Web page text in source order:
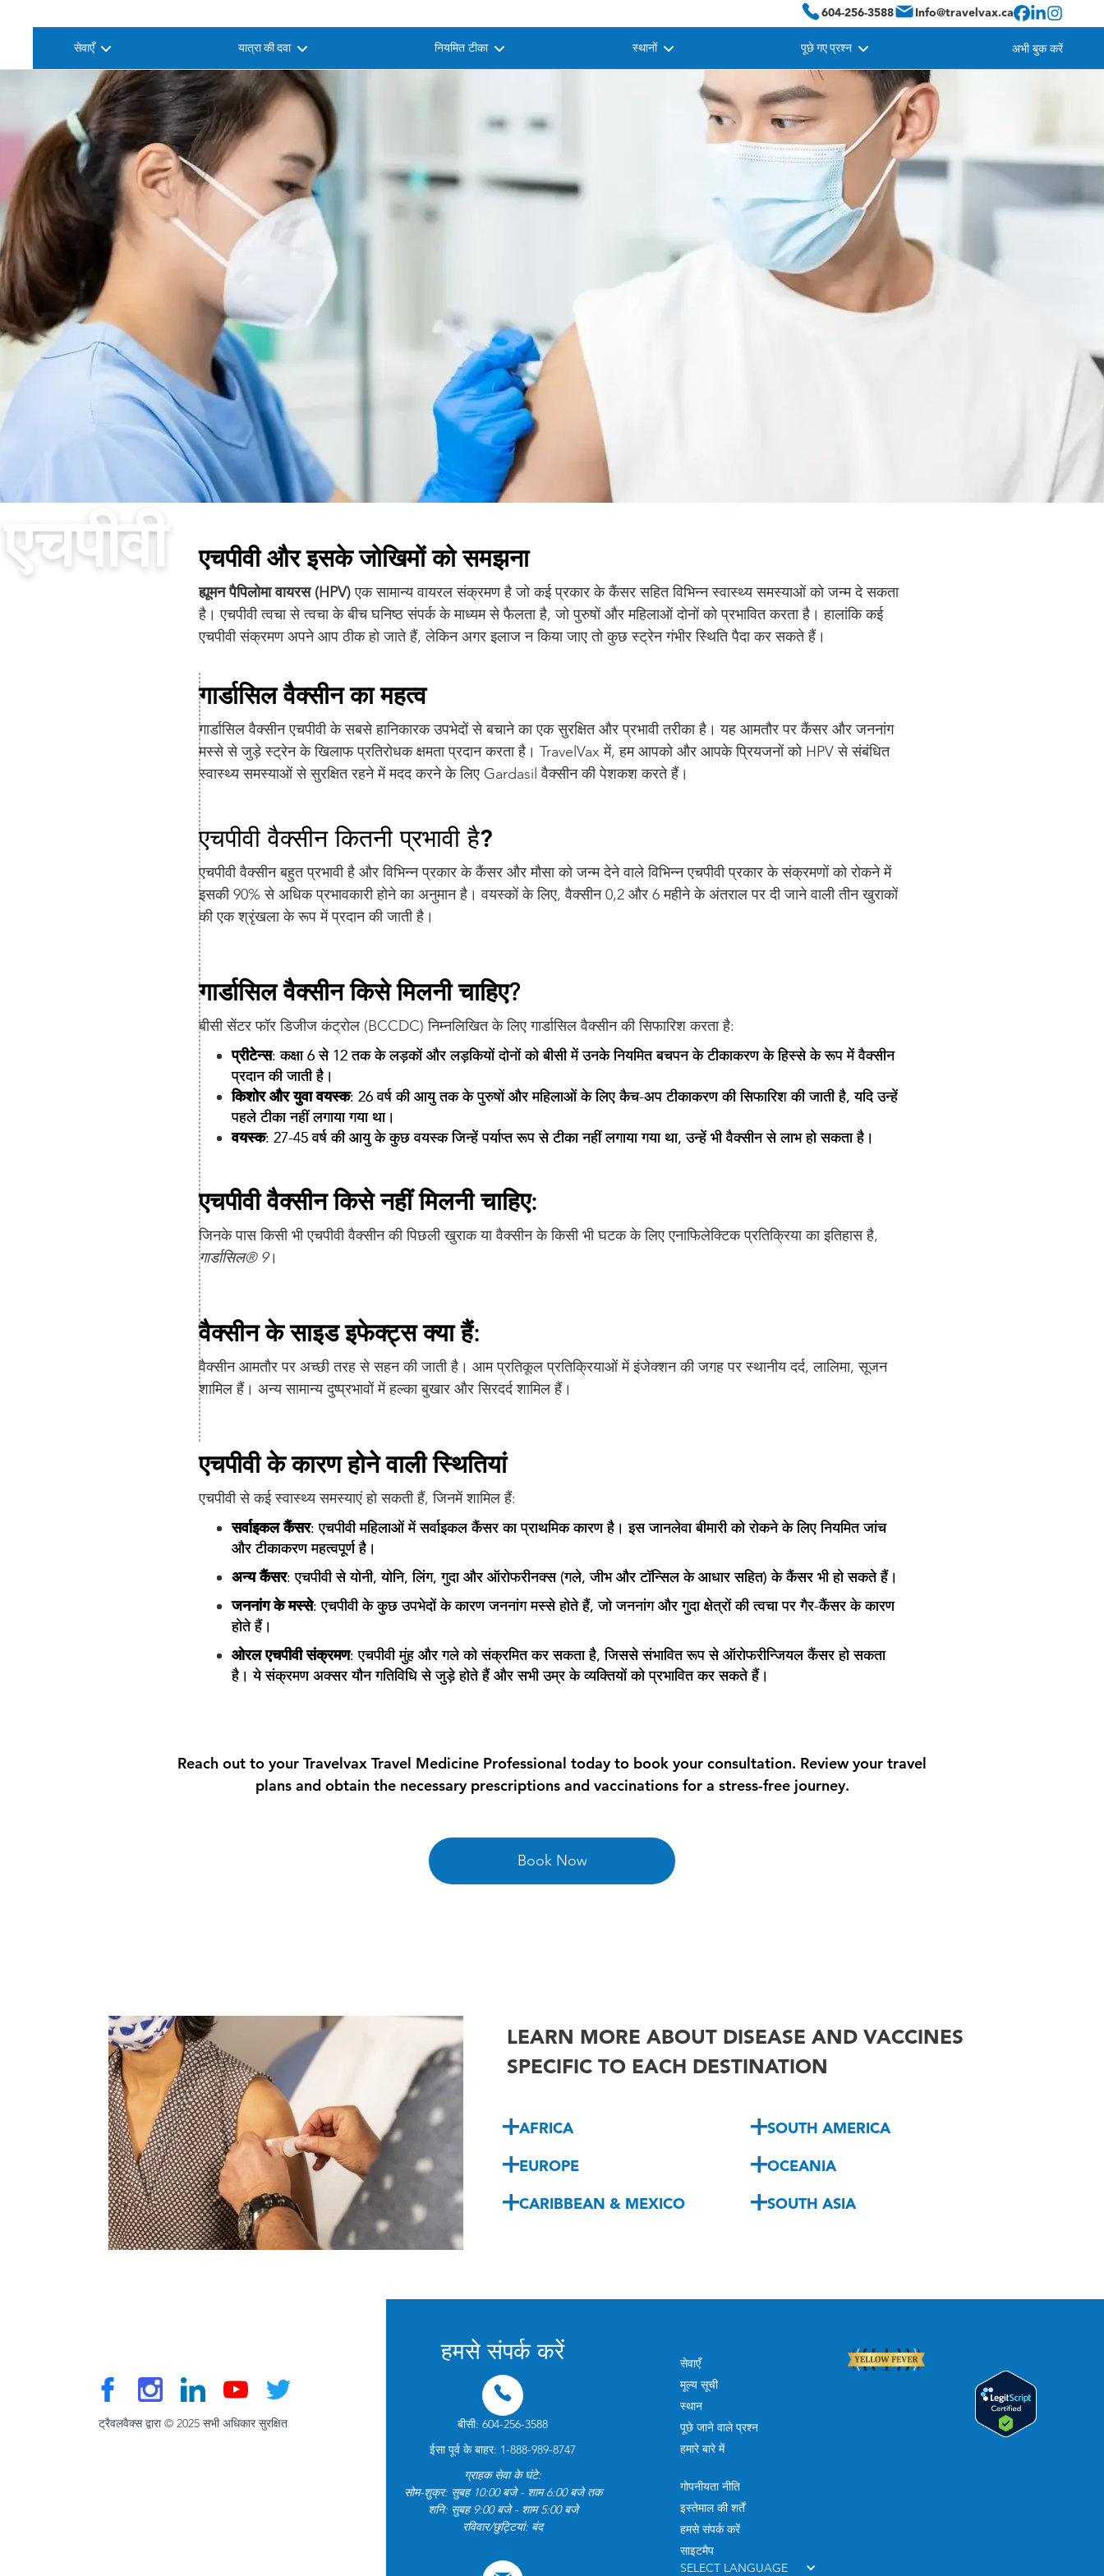
604-256-3588 Info@travelvax.ca
सेवाएँ यात्रा की दवा नियमित टीका स्थानों पूछे गए प्रश्न अभी बुक करें
एचपीवी एचपीवी और इसके जोखिमों को समझना
ह्यूमन पैपिलोमा वायरस (HPV)एक सामान्य वायरल संक्रमण है जो कई प्रकार के कैंसर सहित विभिन्न स्वास्थ्य समस्याओं को जन्म दे सकता
है। एचपीवी त्वचा से त्वचा के बीच घनिष्ठ संपर्क के माध्यम से फैलता है, जो पुरुषों और महिलाओं दोनों को प्रभावित करता है। हालांकि कई
एचपीवी संक्रमण अपने आप ठीक हो जाते हैं, लेकिन अगर इलाज न किया जाए तो कुछ स्ट्रेन गंभीर स्थिति पैदा कर सकते हैं।
गार्डासिल वैक्सीन का महत्व
गार्डासिल वैक्सीन एचपीवी के सबसे हानिकारक उपभेदों से बचाने का एक सुरक्षित और प्रभावी तरीका है। यह आमतौर पर कैंसर और जननांग
मस्से से जुड़े स्ट्रेन के खिलाफ प्रतिरोधक क्षमता प्रदान करता है। TravelVax में, हम आपको और आपके प्रियजनों को HPV से संबंधित
स्वास्थ्य समस्याओं से सुरक्षित रहने में मदद करने के लिए Gardasil वैक्सीन की पेशकश करते हैं।
एचपीवी वैक्सीन कितनी प्रभावी है?
एचपीवी वैक्सीन बहुत प्रभावी है और विभिन्न प्रकार के कैंसर और मौसा को जन्म देने वाले विभिन्न एचपीवी प्रकार के संक्रमणों को रोकने में
इसकी 90% से अधिक प्रभावकारी होने का अनुमान है। वयस्कों के लिए, वैक्सीन 0,2 और 6 महीने के अंतराल पर दी जाने वाली तीन खुराकों
की एक श्रृंखला के रूप में प्रदान की जाती है।
गार्डासिल वैक्सीन किसे मिलनी चाहिए?
बीसी सेंटर फॉर डिजीज कंट्रोल (BCCDC) निम्नलिखित के लिए गार्डासिल वैक्सीन की सिफारिश करता है:
प्रीटेन्स: कक्षा 6 से 12 तक के लड़कों और लड़कियों दोनों को बीसी में उनके नियमित बचपन के टीकाकरण के हिस्से के रूप में वैक्सीन
प्रदान की जाती है।
किशोर और युवा वयस्क: 26 वर्ष की आयु तक के पुरुषों और महिलाओं के लिए कैच-अप टीकाकरण की सिफारिश की जाती है, यदि उन्हें
पहले टीका नहीं लगाया गया था।
वयस्क: 27-45 वर्ष की आयु के कुछ वयस्क जिन्हें पर्याप्त रूप से टीका नहीं लगाया गया था, उन्हें भी वैक्सीन से लाभ हो सकता है।
एचपीवी वैक्सीन किसे नहीं मिलनी चाहिए:
जिनके पास किसी भी एचपीवी वैक्सीन की पिछली खुराक या वैक्सीन के किसी भी घटक के लिए एनाफिलेक्टिक प्रतिक्रिया का इतिहास है,
गार्डासिल® 9।
वैक्सीन के साइड इफेक्ट्स क्या हैं:
वैक्सीन आमतौर पर अच्छी तरह से सहन की जाती है। आम प्रतिकूल प्रतिक्रियाओं में इंजेक्शन की जगह पर स्थानीय दर्द, लालिमा, सूजन
शामिल हैं। अन्य सामान्य दुष्प्रभावों में हल्का बुखार और सिरदर्द शामिल हैं।
एचपीवी के कारण होने वाली स्थितियां
एचपीवी से कई स्वास्थ्य समस्याएं हो सकती हैं, जिनमें शामिल हैं:
सर्वाइकल कैंसर: एचपीवी महिलाओं में सर्वाइकल कैंसर का प्राथमिक कारण है। इस जानलेवा बीमारी को रोकने के लिए नियमित जांच
और टीकाकरण महत्वपूर्ण है।
अन्य कैंसर: एचपीवी से योनी, योनि, लिंग, गुदा और ऑरोफरीनक्स (गले, जीभ और टॉन्सिल के आधार सहित) के कैंसर भी हो सकते हैं।
जननांग के मस्से: एचपीवी के कुछ उपभेदों के कारण जननांग मस्से होते हैं, जो जननांग और गुदा क्षेत्रों की त्वचा पर गैर-कैंसर के कारण
होते हैं।
ओरल एचपीवी संक्रमण: एचपीवी मुंह और गले को संक्रमित कर सकता है, जिससे संभावित रूप से ऑरोफरीन्जियल कैंसर हो सकता
है। ये संक्रमण अक्सर यौन गतिविधि से जुड़े होते हैं और सभी उम्र के व्यक्तियों को प्रभावित कर सकते हैं।
Reach out to your Travelvax Travel Medicine Professional today to book your consultation. Review your travel
plans and obtain the necessary prescriptions and vaccinations for a stress-free journey.
Book Now
LEARN MORE ABOUT DISEASE AND VACCINES
SPECIFIC TO EACH DESTINATION
AFRICA SOUTH AMERICA
EUROPE OCEANIA
CARIBBEAN & MEXICO SOUTH ASIA
ट्रैवलवैक्स द्वारा © 2025 सभी अधिकार सुरक्षित
हमसे संपर्क करें
बीसी: 604-256-3588
ईसा पूर्व के बाहर: 1-888-989-8747
ग्राहक सेवा के घंटे:
सोम-शुक्र: सुबह 10:00 बजे - शाम 6:00 बजे तक
शनि: सुबह 9:00 बजे - शाम 5:00 बजे
रविवार/छुट्टियां: बंद
सेवाएँ
मूल्य सूची
स्थान
पूछे जाने वाले प्रश्न
हमारे बारे में
गोपनीयता नीति
इस्तेमाल की शर्तें
हमसे संपर्क करें
साइटमैप
SELECT LANGUAGE